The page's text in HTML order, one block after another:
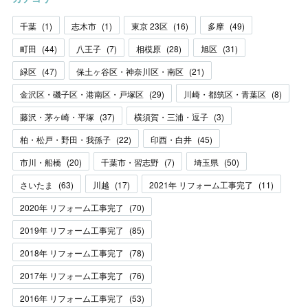
千葉 (1) 志木市 (1) 東京 23区 (16) 多摩 (49)
町田 (44) 八王子 (7) 相模原 (28) 旭区 (31)
緑区 (47) 保土ヶ谷区・神奈川区・南区 (21)
金沢区・磯子区・港南区・戸塚区 (29) 川崎・都筑区・青葉区 (8)
藤沢・茅ヶ崎・平塚 (37) 横須賀・三浦・逗子 (3)
柏・松戸・野田・我孫子 (22) 印西・白井 (45)
市川・船橋 (20) 千葉市・習志野 (7) 埼玉県 (50)
さいたま
(63) 川越 (17) 2021年 リフォーム工事完了 (11)
2020年 リフォーム工事完了
(70)
2019年 リフォーム工事完了
(85)
2018年 リフォーム工事完了
(78)
2017年 リフォーム工事完了
(76)
2016年 リフォーム工事完了
(53)